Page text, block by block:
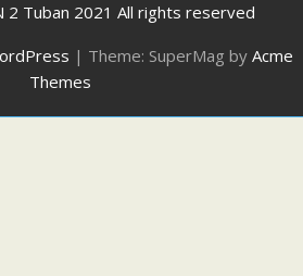
2 Tuban 2021 All rights reserved
| Theme: SuperMag by Acme
Themes